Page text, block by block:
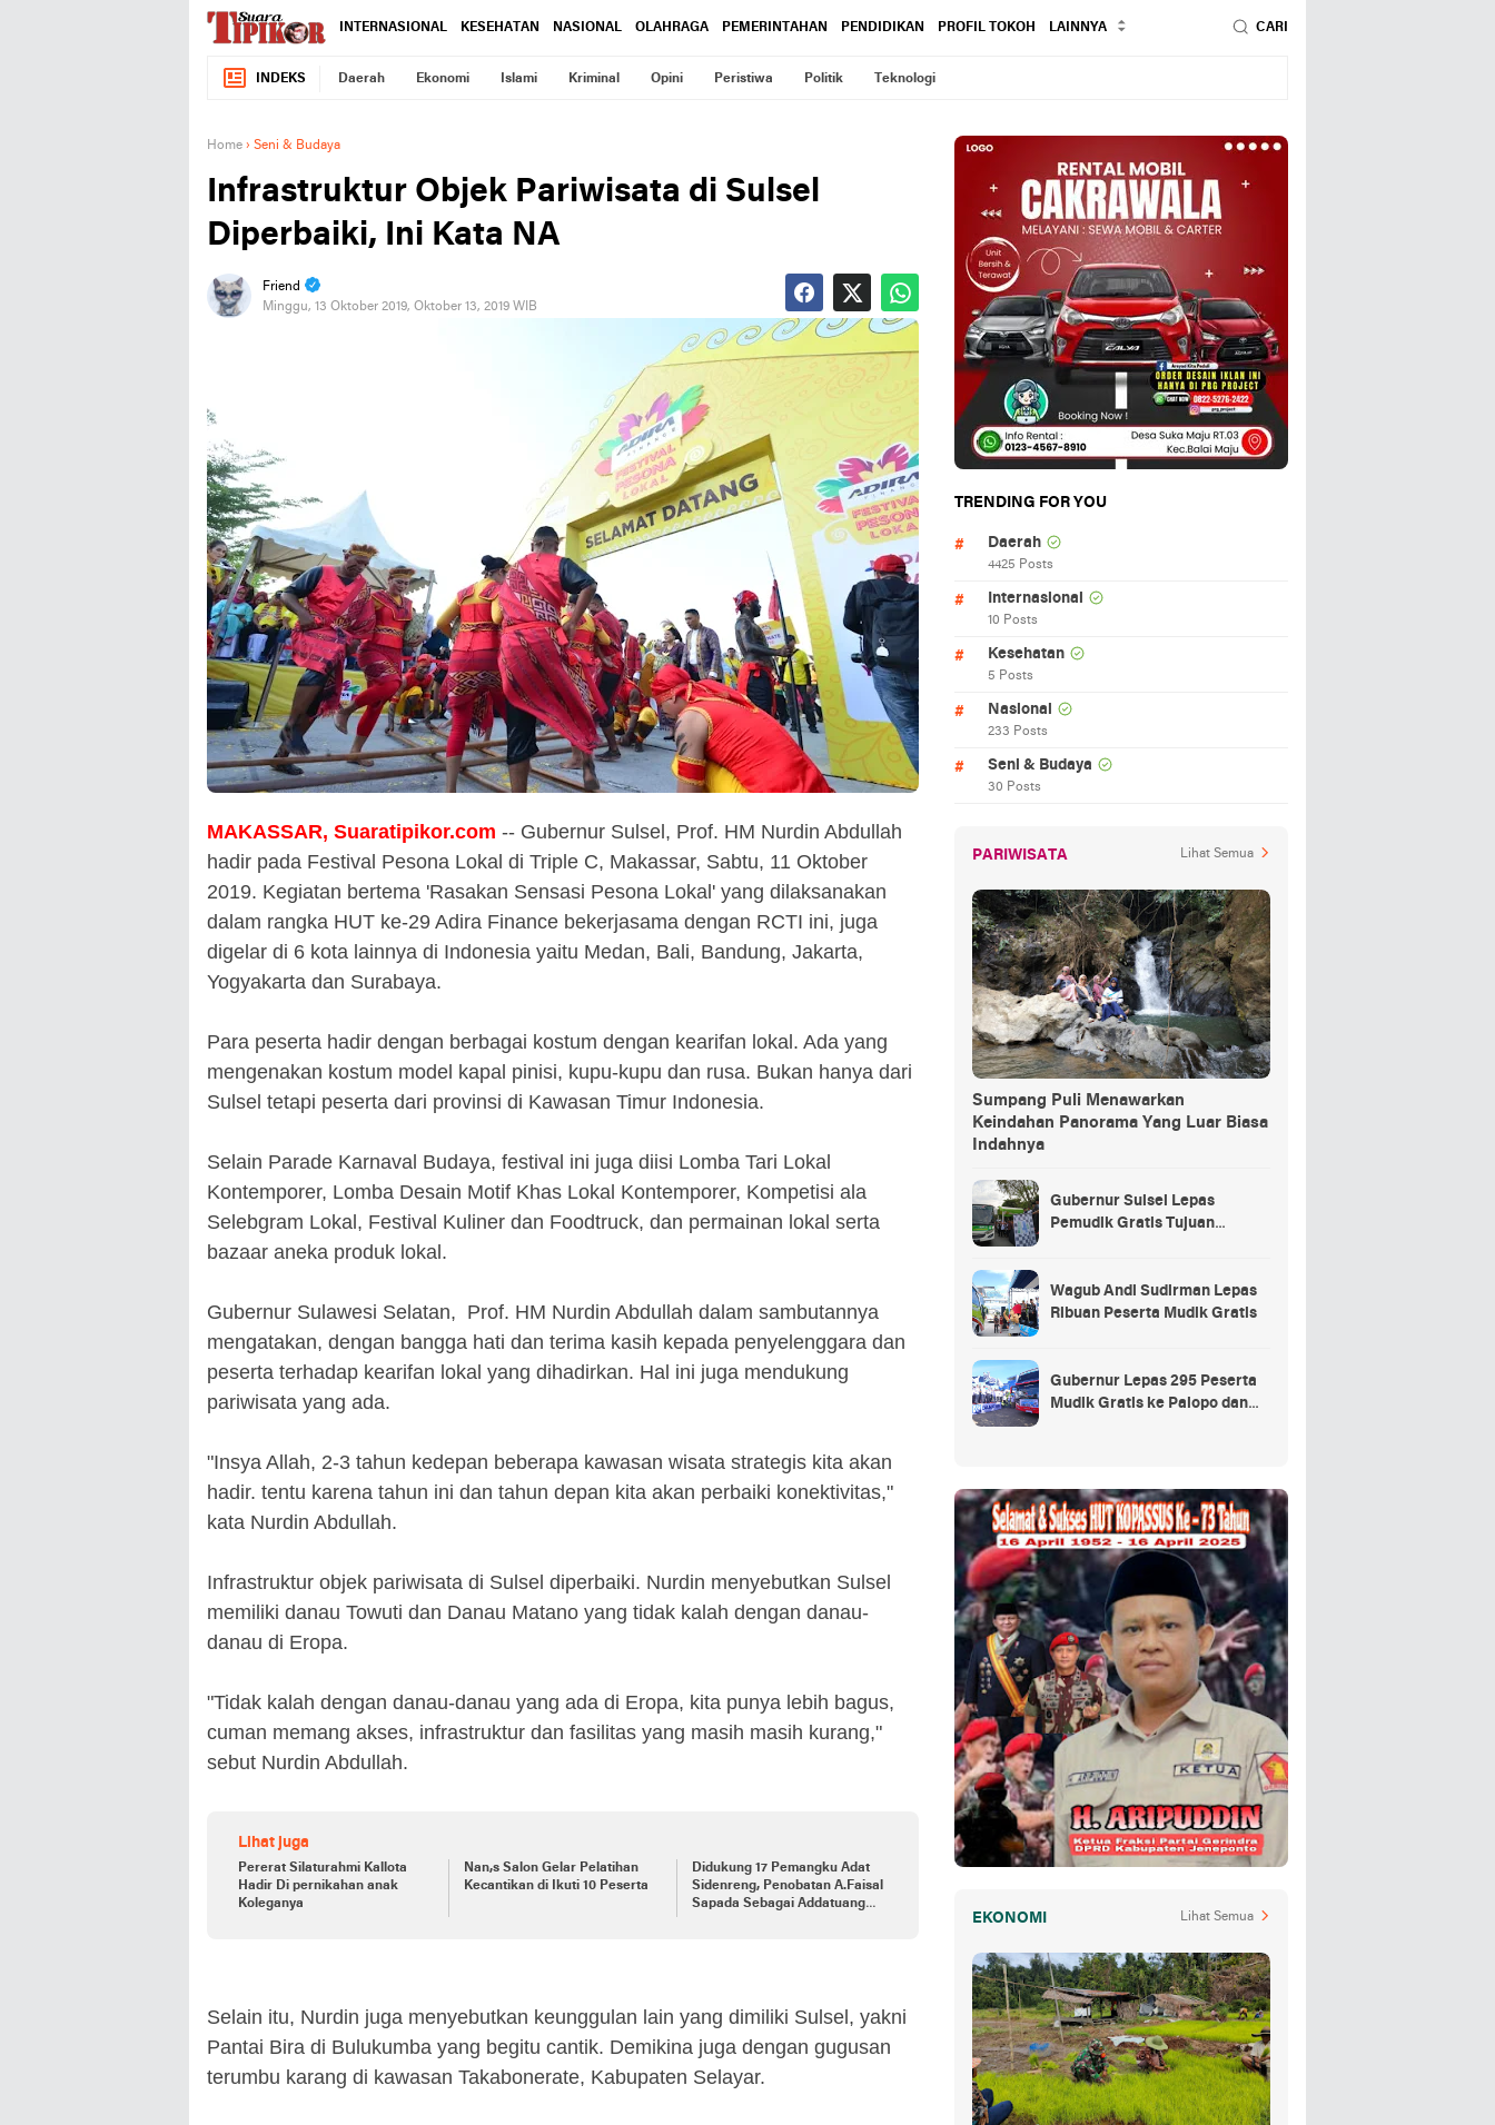
INTERNASIONAL KESEHATAN NASIONAL OLAHRAGA PEMERINTAHAN PENDIDIKAN PROFIL TOKOH LAINNYA CARI
INDEKS Daerah Ekonomi Islami Kriminal Opini Peristiwa Politik Teknologi
Home › Seni & Budaya
Infrastruktur Objek Pariwisata di Sulsel
Diperbaiki, Ini Kata NA
Friend
Minggu, 13 Oktober 2019, Oktober 13, 2019 WIB
MAKASSAR, Suaratipikor.com -- Gubernur Sulsel, Prof. HM Nurdin Abdullah
hadir pada Festival Pesona Lokal di Triple C, Makassar, Sabtu, 11 Oktober
2019. Kegiatan bertema 'Rasakan Sensasi Pesona Lokal' yang dilaksanakan
dalam rangka HUT ke-29 Adira Finance bekerjasama dengan RCTI ini, juga
digelar di 6 kota lainnya di Indonesia yaitu Medan, Bali, Bandung, Jakarta,
Yogyakarta dan Surabaya.
Para peserta hadir dengan berbagai kostum dengan kearifan lokal. Ada yang
mengenakan kostum model kapal pinisi, kupu-kupu dan rusa. Bukan hanya dari
Sulsel tetapi peserta dari provinsi di Kawasan Timur Indonesia.
Selain Parade Karnaval Budaya, festival ini juga diisi Lomba Tari Lokal
Kontemporer, Lomba Desain Motif Khas Lokal Kontemporer, Kompetisi ala
Selebgram Lokal, Festival Kuliner dan Foodtruck, dan permainan lokal serta
bazaar aneka produk lokal.
Gubernur Sulawesi Selatan, Prof. HM Nurdin Abdullah dalam sambutannya
mengatakan, dengan bangga hati dan terima kasih kepada penyelenggara dan
peserta terhadap kearifan lokal yang dihadirkan. Hal ini juga mendukung
pariwisata yang ada.
"Insya Allah, 2-3 tahun kedepan beberapa kawasan wisata strategis kita akan
hadir. tentu karena tahun ini dan tahun depan kita akan perbaiki konektivitas,"
kata Nurdin Abdullah.
Infrastruktur objek pariwisata di Sulsel diperbaiki. Nurdin menyebutkan Sulsel
memiliki danau Towuti dan Danau Matano yang tidak kalah dengan danau-
danau di Eropa.
"Tidak kalah dengan danau-danau yang ada di Eropa, kita punya lebih bagus,
cuman memang akses, infrastruktur dan fasilitas yang masih masih kurang,"
sebut Nurdin Abdullah.
Lihat juga
Pererat Silaturahmi Kallota
Hadir Di pernikahan anak
Koleganya
Nan,s Salon Gelar Pelatihan
Kecantikan di Ikuti 10 Peserta
Didukung 17 Pemangku Adat
Sidenreng, Penobatan A.Faisal
Sapada Sebagai Addatuang
Selain itu, Nurdin juga menyebutkan keunggulan lain yang dimiliki Sulsel, yakni
Pantai Bira di Bulukumba yang begitu cantik. Demikina juga dengan gugusan
terumbu karang di kawasan Takabonerate, Kabupaten Selayar.
TRENDING FOR YOU
Daerah
4425 Posts
Internasional
10 Posts
Kesehatan
5 Posts
Nasional
233 Posts
Seni & Budaya
30 Posts
PARIWISATA Lihat Semua
Sumpang Puli Menawarkan
Keindahan Panorama Yang Luar Biasa
Indahnya
Gubernur Sulsel Lepas
Pemudik Gratis Tujuan
Wagub Andi Sudirman Lepas
Ribuan Peserta Mudik Gratis
Gubernur Lepas 295 Peserta
Mudik Gratis ke Palopo dan
EKONOMI Lihat Semua